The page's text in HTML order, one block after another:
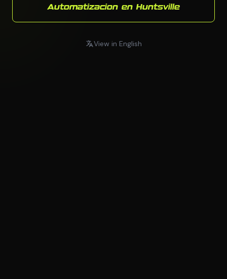
Automatizacion en Huntsville
View in English